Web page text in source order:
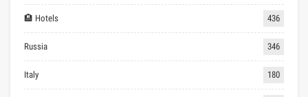
🏨 Hotels 436
Russia 346
Italy 180